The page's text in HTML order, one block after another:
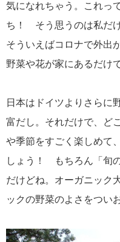
気になれちゃう。これっ
ち！ そう思うのは私だ
そういえばコロナで外出
野菜や花が家にあるだけ
日本はドイツよりさらに
富だし。それだけで、ど
や季節をすごく楽しめて
しょう！ もちろん「旬
だけどね。オーガニック
ックの野菜のよさをつい